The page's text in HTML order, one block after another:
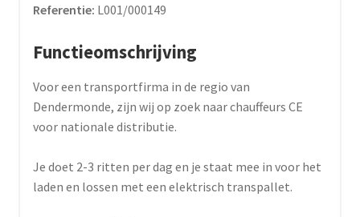
Referentie: L001/000149
Functieomschrijving
Voor een transportfirma in de regio van
Dendermonde, zijn wij op zoek naar chauffeurs CE
voor nationale distributie.
Je doet 2-3 ritten per dag en je staat mee in voor het
laden en lossen met een elektrisch transpallet.